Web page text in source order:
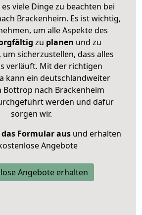
viele Dinge zu beachten bei
Brackenheim. Es ist wichtig,
um alle Aspekte des
zu planen und zu
, um sicherzustellen, dass alles
verläuft. Mit der richtigen
kann ein deutschlandweiter
Bottrop nach Brackenheim
werden und dafür
sorgen wir.
Formular ausund erhalten
Angebote
Angebote erhalten